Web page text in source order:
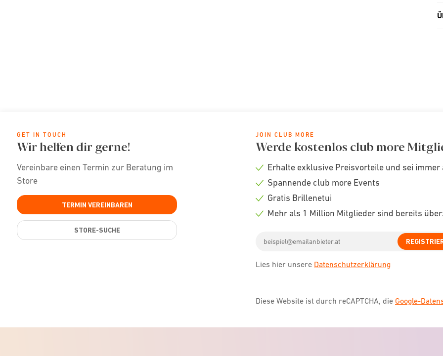
GET IN TOUCH
Wir helfen dir gerne!
Vereinbare einen Termin zur Beratung im
Store
TERMIN VEREINBAREN
STORE-SUCHE
JOIN CLUB MORE
Werde kostenlos club more
Check
Erhalte exklusive Preisvorteile und sei
Check
Spannende club more Events
Check
Gratis Brillenetui
Mehr als 1 Million Mitglieder sind bereits
address
Lies hier unsere Datenschutzerklärung
Diese Website ist durch reCAPTCHA, die Google-